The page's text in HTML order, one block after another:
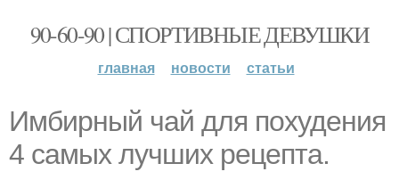
90-60-90 | СПОРТИВНЫЕ ДЕВУШКИ
главная новости статьи
Имбирный чай для похудения
4 самых лучших рецепта.